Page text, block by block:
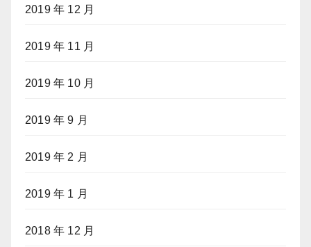
2019 年 12 月
2019 年 11 月
2019 年 10 月
2019 年 9 月
2019 年 2 月
2019 年 1 月
2018 年 12 月